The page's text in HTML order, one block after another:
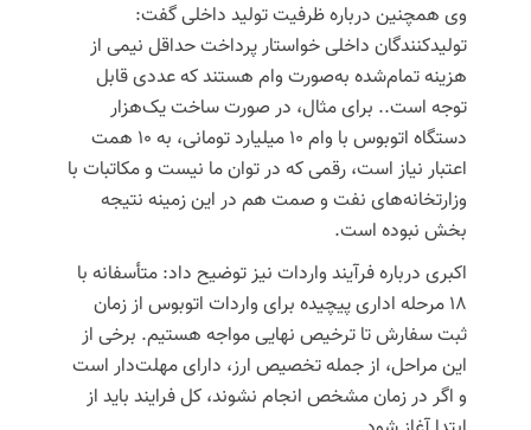
وی همچنین درباره ظرفیت تولید داخلی گفت:
تولیدکنندگان داخلی خواستار پرداخت حداقل نیمی از
هزینه تمام‌شده به‌صورت وام هستند که عددی قابل
توجه است.. برای مثال، در صورت ساخت یک‌هزار
دستگاه اتوبوس با وام ۱۰ میلیارد تومانی، به ۱۰ همت
اعتبار نیاز است، رقمی که در توان ما نیست و مکاتبات با
وزارتخانه‌های نفت و صمت هم در این زمینه نتیجه
بخش نبوده است.
اکبری درباره فرآیند واردات نیز توضیح داد: متأسفانه با
۱۸ مرحله اداری پیچیده برای واردات اتوبوس از زمان
ثبت سفارش تا ترخیص نهایی مواجه هستیم. برخی از
این مراحل، از جمله تخصیص ارز، دارای مهلت‌دار است
و اگر در زمان مشخص انجام نشوند، کل فرایند باید از